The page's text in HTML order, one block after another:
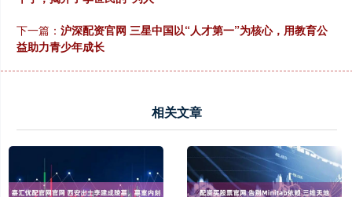
下一篇： 沪深配资官网 三星中国以“人才第一”为核心，用教育公
益助力青少年成长
相关文章